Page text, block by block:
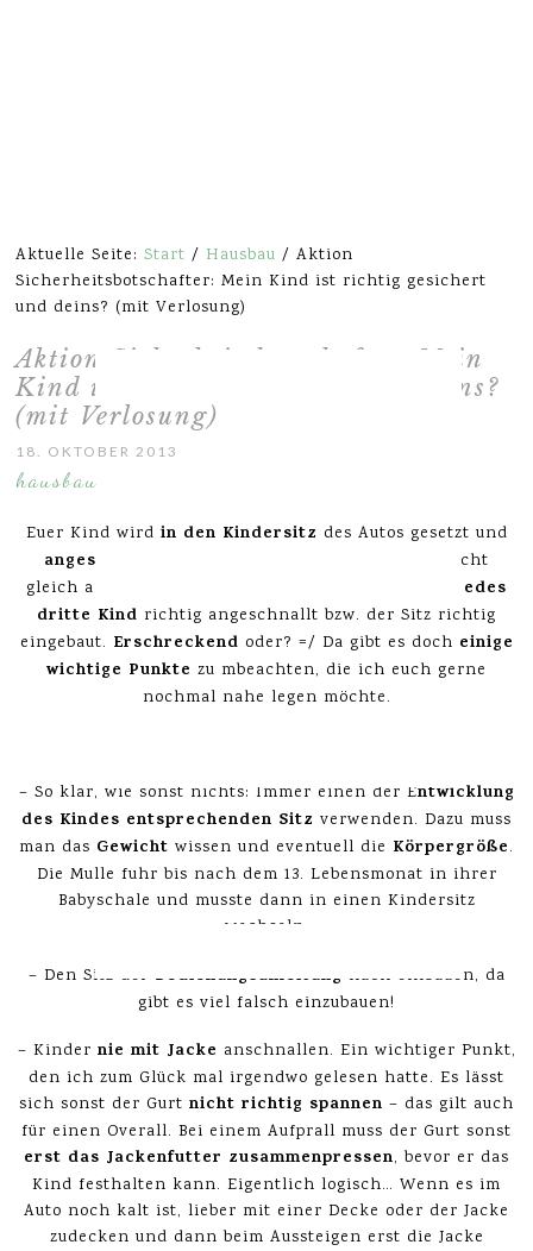
Aktuelle Seite:Start / Hausbau / Aktion
Sicherheitsbotschafter: Mein Kind ist richtig gesichert
und deins? (mit Verlosung)
Aktion Sicherheitsbotschafter: Mein
Kind ist richtig gesichert und deins?
(mit Verlosung)
18. OKTOBER 2013
hausbau
Euer Kind wird in den Kindersitz des Autos gesetzt und
angeschnallt
– na klar! Aber angeschnallt ist nicht
gleich angeschnallt. Leider ist laut des
jedes
dritte Kind richtig angeschnallt bzw. der Sitz richtig
eingebaut. Erschreckend oder? =/ Da gibt es doch einige
wichtige Punkte zu mbeachten, die ich euch gerne
nochmal nahe legen möchte.
– So klar, wie sonst nichts: Immer einen der Entwicklung
des Kindes entsprechenden Sitz verwenden. Dazu muss
man das Gewicht wissen und eventuell die Körpergröße.
Die Mulle fuhr bis nach dem 13. Lebensmonat in ihrer
Babyschale und musste dann in einen Kindersitz
wechseln.
– Den Sitz der Bedienungsanleitung nach einbauen, da
gibt es viel falsch einzubauen!
– Kinder nie mit Jacke anschnallen. Ein wichtiger Punkt,
den ich zum Glück mal irgendwo gelesen hatte. Es lässt
sich sonst der Gurt nicht richtig spannen – das gilt auch
für einen Overall. Bei einem Aufprall muss der Gurt sonst
erst das Jackenfutter zusammenpressen, bevor er das
Kind festhalten kann. Eigentlich logisch… Wenn es im
Auto noch kalt ist, lieber mit einer Decke oder der Jacke
zudecken und dann beim Aussteigen erst die Jacke